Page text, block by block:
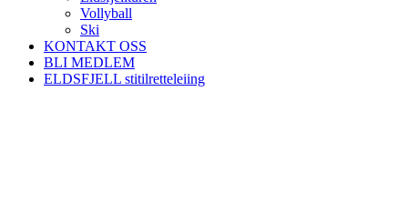
Vollyball
Ski
KONTAKT OSS
BLI MEDLEM
ELDSFJELL stitilretteleiing